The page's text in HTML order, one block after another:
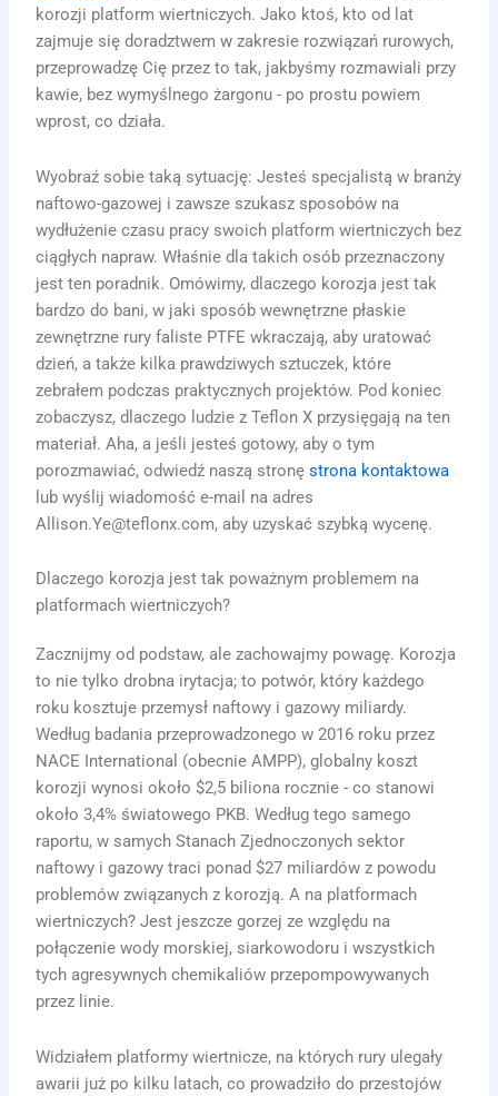
korozji platform wiertniczych. Jako ktoś, kto od lat
zajmuje się doradztwem w zakresie rozwiązań rurowych,
przeprowadzę Cię przez to tak, jakbyśmy rozmawiali przy
kawie, bez wymyślnego żargonu - po prostu powiem
wprost, co działa.
Wyobraź sobie taką sytuację: Jesteś specjalistą w branży
naftowo-gazowej i zawsze szukasz sposobów na
wydłużenie czasu pracy swoich platform wiertniczych bez
ciągłych napraw. Właśnie dla takich osób przeznaczony
jest ten poradnik. Omówimy, dlaczego korozja jest tak
bardzo do bani, w jaki sposób wewnętrzne płaskie
zewnętrzne rury faliste PTFE wkraczają, aby uratować
dzień, a także kilka prawdziwych sztuczek, które
zebrałem podczas praktycznych projektów. Pod koniec
zobaczysz, dlaczego ludzie z Teflon X przysięgają na ten
materiał. Aha, a jeśli jesteś gotowy, aby o tym
porozmawiać, odwiedź naszą stronęstrona kontaktowa
lub wyślij wiadomość e-mail na adres
Allison.Ye@teflonx.com, aby uzyskać szybką wycenę.
Dlaczego korozja jest tak poważnym problemem na
platformach wiertniczych?
Zacznijmy od podstaw, ale zachowajmy powagę. Korozja
to nie tylko drobna irytacja; to potwór, który każdego
roku kosztuje przemysł naftowy i gazowy miliardy.
Według badania przeprowadzonego w 2016 roku przez
NACE International (obecnie AMPP), globalny koszt
korozji wynosi około $2,5 biliona rocznie - co stanowi
około 3,4% światowego PKB. Według tego samego
raportu, w samych Stanach Zjednoczonych sektor
naftowy i gazowy traci ponad $27 miliardów z powodu
problemów związanych z korozją. A na platformach
wiertniczych? Jest jeszcze gorzej ze względu na
połączenie wody morskiej, siarkowodoru i wszystkich
tych agresywnych chemikaliów przepompowywanych
przez linie.
Widziałem platformy wiertnicze, na których rury ulegały
awarii już po kilku latach, co prowadziło do przestojów